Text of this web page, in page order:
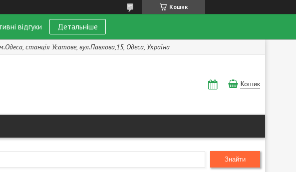
Кошик
відгуки Детальніше
станція Усатове, вул.Павлова,15, Одеса, Україна
Кошик
Знайти